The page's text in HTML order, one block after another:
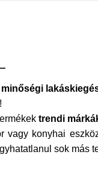
minőségi
trendi
vagy konyhai
sok más